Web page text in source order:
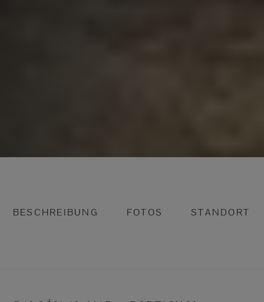
BESCHREIBUNG FOTOS STANDORT